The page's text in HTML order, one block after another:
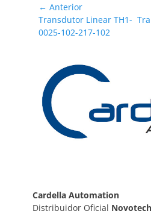
Navegação
de
Post
← Anterior
Post
anterior:
Transdutor Linear TH1-
0025-102-217-102
Cardella Automation
Distribuidor Oficial